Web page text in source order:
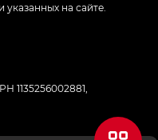
на сайте.